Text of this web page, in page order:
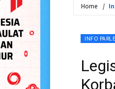
Home
INFO